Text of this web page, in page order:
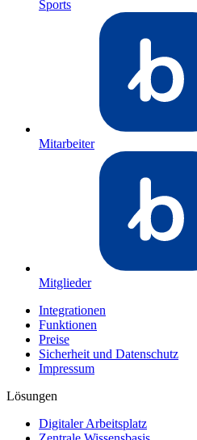
Sports
Mitarbeiter
Mitglieder
Integrationen
Funktionen
Preise
Sicherheit und Datenschutz
Impressum
Lösungen
Digitaler Arbeitsplatz